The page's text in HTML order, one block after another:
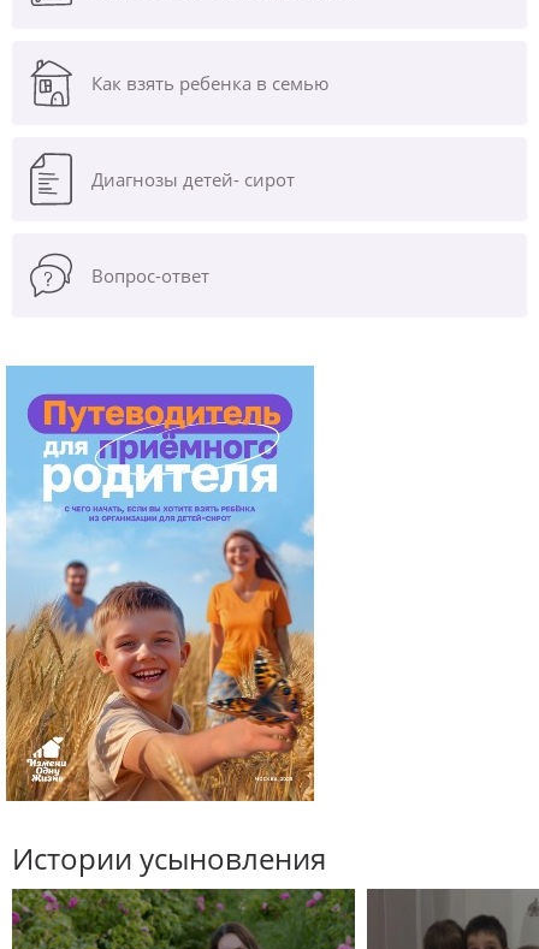
Как взять ребенка в семью
Диагнозы детей- сирот
Вопрос-ответ
Истории усыновления